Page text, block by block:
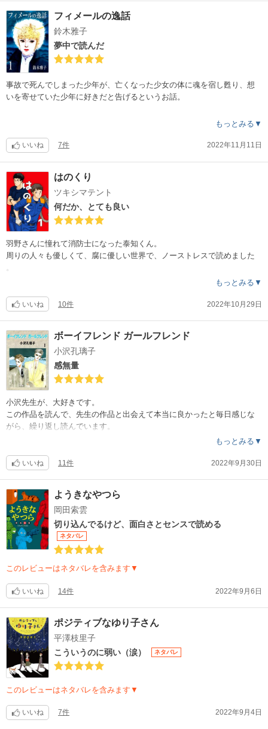
タイトルが結局どういう意味なのか、少し先が怖い。
というか…本編もちろん好きなんですけど、
表紙がめちゃくちゃ好きです。特に2話。
そういえば、表紙の印象が本編で全く裏切られなかった。
すごい。色んな意味で、いい表紙だな。
フィメールの逸話
鈴木雅子
夢中で読んだ
事故で死んでしまった少年が、亡くなった少女の体に魂を宿し甦り、想
いを寄せていた少年に好きだと告げるというお話。
読み始めたら止まらない位面白かったです。
とはいえ、テーマから逸れることなく見事な結末でした。
読み終えて、じゃあ自分はどんな結末を予想しながら読んでいたんだろ
う？と問うてみたものの、正直いまだに分かりません。
巻末の短編も面白く、深く共感しました。
励まされました。
読んだらきっと、ワクワクハラハラして面白い！と感じると思います。
傑作とされていますが、納得です。
もっとみる▼
いいね 7件 2022年11月11日
はのくり
ツキシマテント
何だか、とても良い
羽野さんに憧れて消防士になった泰知くん。
周りの人々も優しくて、腐に優しい世界で、ノーストレスで読めました
。
ドキドキさせられて、最後思わず声に出して「羽野さーーん」と叫びそ
王道なBL展開でありながら、キャラクターやストーリー、作品自体から
誠実さが溢れているので、読んでいて心が清く、時に燃え（萌え）たぎ
りました。
良い！良かった！好きだ！
もっとみる▼
いいね 10件 2022年10月29日
ボーイフレンド ガールフレンド
小沢孔璃子
感無量
小沢先生が、大好きです。
この作品を読んで、先生の作品と出会えて本当に良かったと毎日感じな
がら、繰り返し読んでいます。
すれ違って、それでも想い合う。
胸がときめいて、切なくて、堪らなくなります。
心を打つ言葉と
相手を求める眼差し
それだけで、胸が詰まりそうなのに。
繰り返し眺めながら
美しさの余り、気持ちが震えます。
キスって、こんなに多くを語れるんだと知りました。
『ボーイフレンド、ガールフレンド』
読み始めるまで、群像劇的な話なのかなと
軽い気持ちで捉えていたのですが、
読み終えて、タイトルにはこんな意味があったのかと
気付かされて、胸がいっぱいでした。
4冊。
完璧に締めくくられていて、
もっとみる▼
いいね 11件 2022年9月30日
ようきなやつら
岡田索雲
切り込んでるけど、面白さとセンスで読める
ネタバレ
このレビューはネタバレを含みます▼
いいね 14件 2022年9月6日
ポジティブなゆり子さん
平澤枝里子
こういうのに弱い（涙）
ネタバレ
このレビューはネタバレを含みます▼
いいね 7件 2022年9月4日